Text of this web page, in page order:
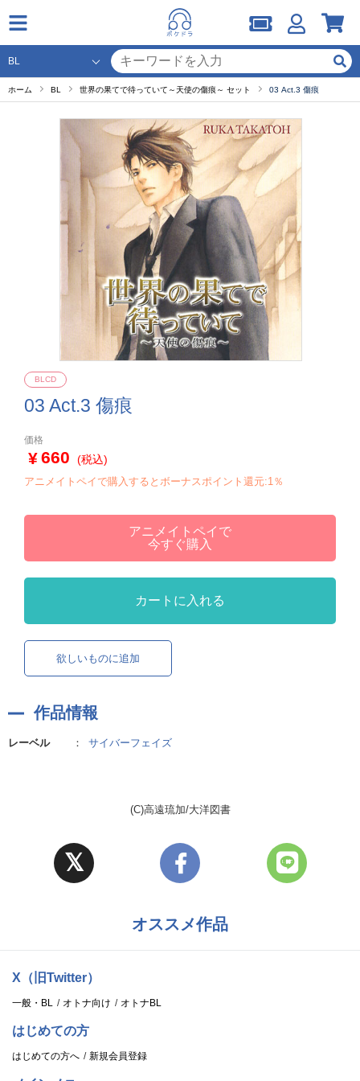
ホーム BL 世界の果てで待っていて～天使の傷痕～ セット 03 Act.3 傷痕
03 Act.3 傷痕
BLCD
価格
660 (税込)
アニメイトペイで購入するとボーナスポイント還元:1％
アニメイトペイで
今すぐ購入
カートに入れる
欲しいものに追加
作品情報
レーベル ： サイバーフェイズ
(C)高遠琉加/大洋図書
オススメ作品
X（旧Twitter）
一般・BL オトナ向け オトナBL
はじめての方
はじめての方へ 新規会員登録